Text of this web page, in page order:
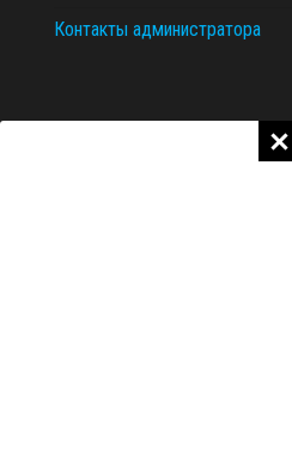
Контакты администратора